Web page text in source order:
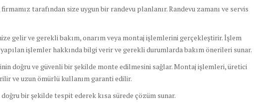
tarafından size uygun bir randevu planlanır. Randevu zamanı ve servis
gelir ve gerekli bakım, onarım veya montaj işlemlerini gerçekleştirir. İşlem
işlemler hakkında bilgi verir ve gerekli durumlarda bakım önerileri sunar.
doğru ve güvenli bir şekilde monte edilmesini sağlar. Montaj işlemleri, üretici
ve uzun ömürlü kullanım garanti edilir.
bir şekilde tespit ederek kısa sürede çözüm sunar.